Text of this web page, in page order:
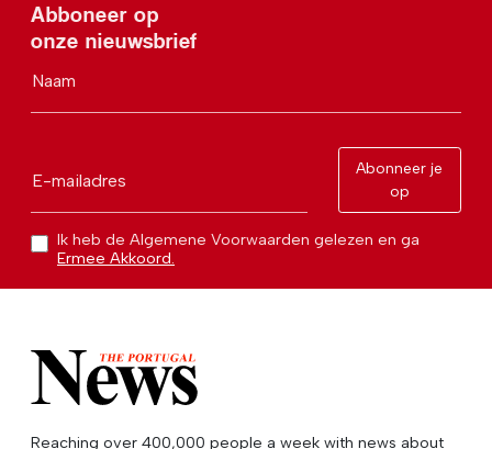
Abboneer op
onze nieuwsbrief
Naam
E-mailadres
Abonneer je
op
Ik heb de Algemene Voorwaarden gelezen en ga
Ermee Akkoord.
Reaching over 400,000 people a week with news about